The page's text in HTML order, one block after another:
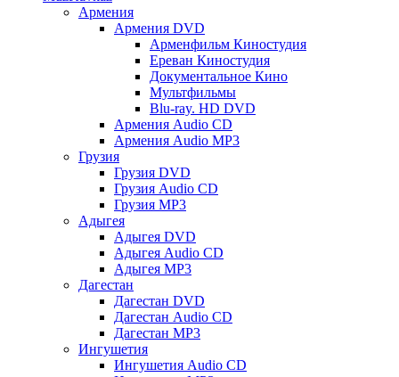
Армения
Армения DVD
Арменфильм Киностудия
Ереван Киностудия
Документальное Кино
Мультфильмы
Blu-ray. HD DVD
Армения Audio CD
Армения Audio MP3
Грузия
Грузия DVD
Грузия Audio CD
Грузия MP3
Адыгея
Адыгея DVD
Адыгея Audio CD
Адыгея MP3
Дагестан
Дагестан DVD
Дагестан Audio CD
Дагестан MP3
Ингушетия
Ингушетия Audio CD